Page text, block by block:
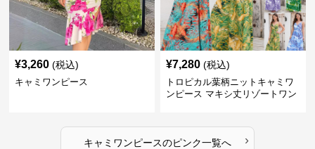
¥3,260 (税込)
キャミワンピース
¥7,280 (税込)
トロピカル葉柄ニットキャミワ
ンピース マキシ丈リゾートワン
キャミワンピースのピンク一覧へ ›